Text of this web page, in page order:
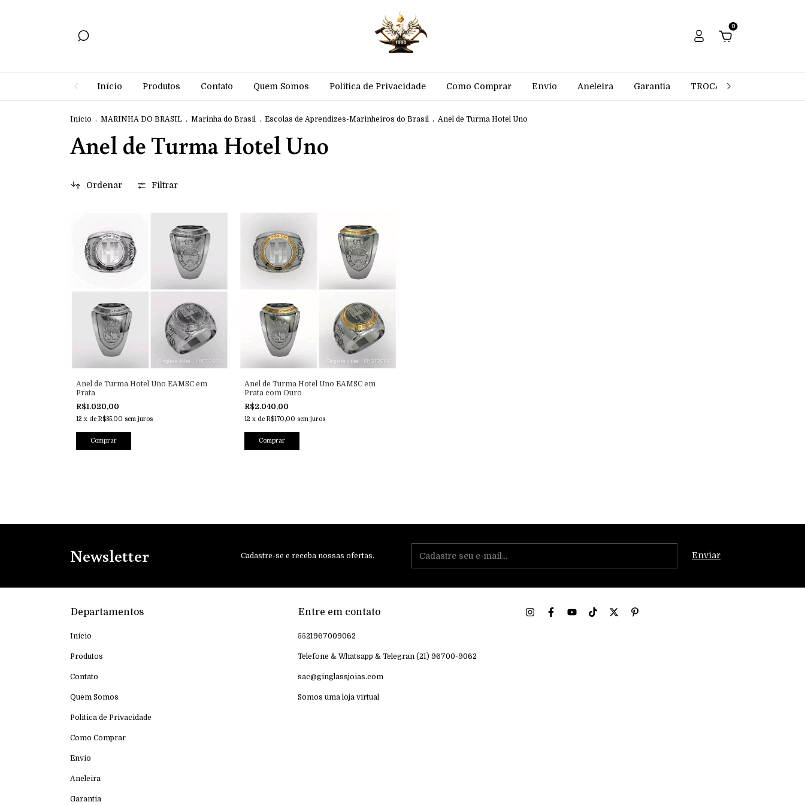
0
Início Produtos Contato Quem Somos Politica de Privacidade Como Comprar Envio Aneleira Garantia TROCAS E DEVOLUÇÕES
Início . MARINHA DO BRASIL . Marinha do Brasil . Escolas de Aprendizes-Marinheiros do Brasil . Anel de Turma Hotel Uno
Anel de Turma Hotel Uno
Ordenar Filtrar
Anel de Turma Hotel Uno EAMSC em
Prata
R$1.020,00
12 x de R$85,00 sem juros
Anel de Turma Hotel Uno EAMSC em
Prata com Ouro
R$2.040,00
12 x deR$170,00 sem juros
Newsletter Cadastre-se e receba nossas ofertas.
Departamentos
Início
Produtos
Contato
Quem Somos
Politica de Privacidade
Como Comprar
Envio
Aneleira
Garantia
Entre em contato
5521967009062
Telefone & Whatsapp & Telegran (21) 96700-9062
sac@ginglassjoias.com
Somos uma loja virtual